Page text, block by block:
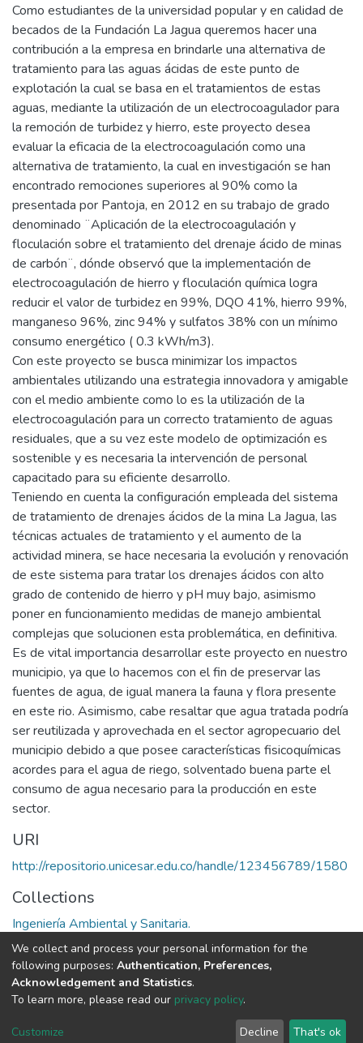
Como estudiantes de la universidad popular y en calidad de
becados de la Fundación La Jagua queremos hacer una
contribución a la empresa en brindarle una alternativa de
tratamiento para las aguas ácidas de este punto de
explotación la cual se basa en el tratamientos de estas
aguas, mediante la utilización de un electrocoagulador para
la remoción de turbidez y hierro, este proyecto desea
evaluar la eficacia de la electrocoagulación como una
alternativa de tratamiento, la cual en investigación se han
encontrado remociones superiores al 90% como la
presentada por Pantoja, en 2012 en su trabajo de grado
denominado ¨Aplicación de la electrocoagulación y
floculación sobre el tratamiento del drenaje ácido de minas
de carbón¨, dónde observó que la implementación de
electrocoagulación de hierro y floculación química logra
reducir el valor de turbidez en 99%, DQO 41%, hierro 99%,
manganeso 96%, zinc 94% y sulfatos 38% con un mínimo
consumo energético ( 0.3 kWh/m3).
Con este proyecto se busca minimizar los impactos
ambientales utilizando una estrategia innovadora y amigable
con el medio ambiente como lo es la utilización de la
electrocoagulación para un correcto tratamiento de aguas
residuales, que a su vez este modelo de optimización es
sostenible y es necesaria la intervención de personal
capacitado para su eficiente desarrollo.
Teniendo en cuenta la configuración empleada del sistema
de tratamiento de drenajes ácidos de la mina La Jagua, las
técnicas actuales de tratamiento y el aumento de la
actividad minera, se hace necesaria la evolución y renovación
de este sistema para tratar los drenajes ácidos con alto
grado de contenido de hierro y pH muy bajo, asimismo
poner en funcionamiento medidas de manejo ambiental
complejas que solucionen esta problemática, en definitiva.
Es de vital importancia desarrollar este proyecto en nuestro
municipio, ya que lo hacemos con el fin de preservar las
fuentes de agua, de igual manera la fauna y flora presente
en este rio. Asimismo, cabe resaltar que agua tratada podría
ser reutilizada y aprovechada en el sector agropecuario del
municipio debido a que posee características fisicoquímicas
acordes para el agua de riego, solventado buena parte el
consumo de agua necesario para la producción en este
sector.
URI
http://repositorio.unicesar.edu.co/handle/123456789/1580
Collections
Ingeniería Ambiental y Sanitaria.
Full item page
DSpace software copyright © 2002-2026
Cookie
End User
Send
We collect and process your personal information for the
following purposes: Authentication, Preferences,
Acknowledgement and Statistics.
To learn more, please read our privacy policy.
Customize Decline That's ok